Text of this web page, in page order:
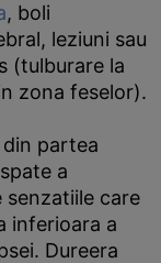
, boli
leziuni sau
(tulburare la
zona feselor).
partea
a
senzatiile care
inferioara a
Dureera